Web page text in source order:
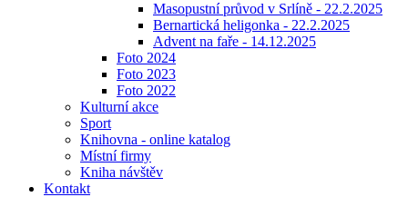
Masopustní průvod v Srlíně - 22.2.2025
Bernartická heligonka - 22.2.2025
Advent na faře - 14.12.2025
Foto 2024
Foto 2023
Foto 2022
Kulturní akce
Sport
Knihovna - online katalog
Místní firmy
Kniha návštěv
Kontakt